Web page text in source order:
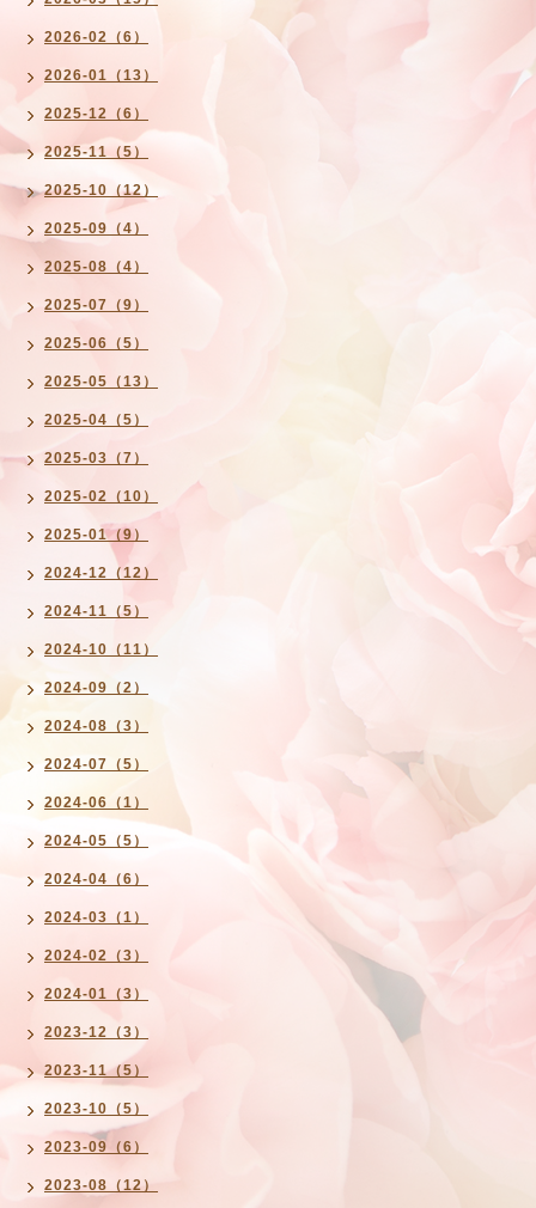
2026-02（6）
2026-01（13）
2025-12（6）
2025-11（5）
2025-10（12）
2025-09（4）
2025-08（4）
2025-07（9）
2025-06（5）
2025-05（13）
2025-04（5）
2025-03（7）
2025-02（10）
2025-01（9）
2024-12（12）
2024-11（5）
2024-10（11）
2024-09（2）
2024-08（3）
2024-07（5）
2024-06（1）
2024-05（5）
2024-04（6）
2024-03（1）
2024-02（3）
2024-01（3）
2023-12（3）
2023-11（5）
2023-10（5）
2023-09（6）
2023-08（12）